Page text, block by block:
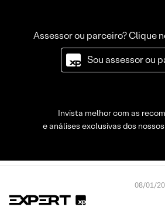
Assessor ou parceiro? Clique
Sou assessor ou
Invista melhor com as
e análises exclusivas dos
08/01/